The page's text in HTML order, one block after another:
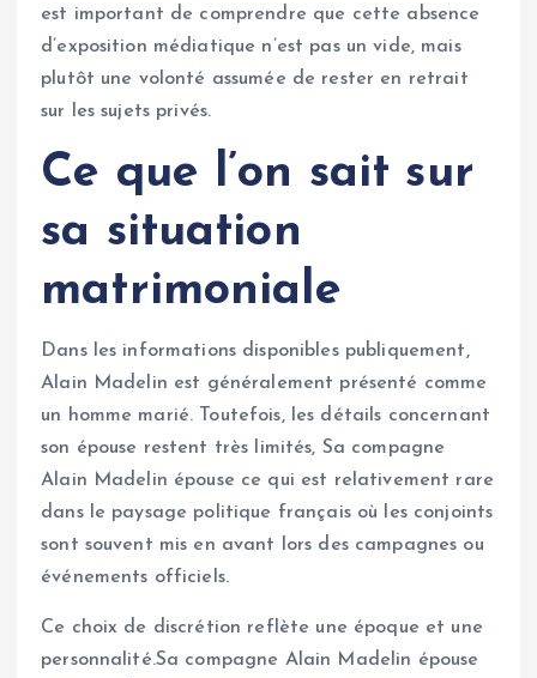
est important de comprendre que cette absence
d’exposition médiatique n’est pas un vide, mais
plutôt une volonté assumée de rester en retrait
sur les sujets privés.
Ce que l’on sait sur
sa situation
matrimoniale
Dans les informations disponibles publiquement,
Alain Madelin est généralement présenté comme
un homme marié. Toutefois, les détails concernant
son épouse restent très limités, Sa compagne
Alain Madelin épouse ce qui est relativement rare
dans le paysage politique français où les conjoints
sont souvent mis en avant lors des campagnes ou
événements officiels.
Ce choix de discrétion reflète une époque et une
personnalité.Sa compagne Alain Madelin épouse